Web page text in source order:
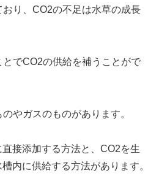
り、CO2の不足は水草の成長
でCO2の供給を補うことがで
やガスのものがあります。
接添加する方法と、CO2を生
内に供給する方法があります。